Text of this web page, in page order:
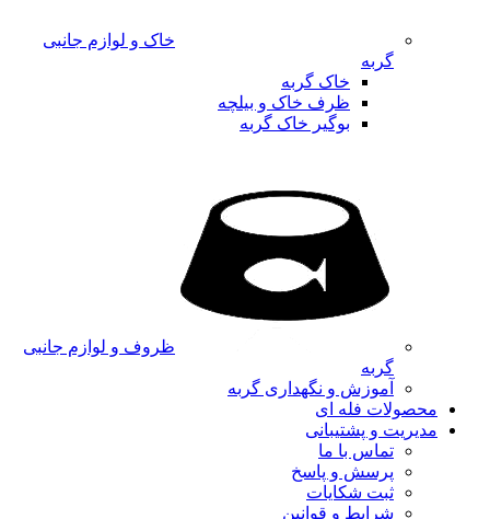
خاک و لوازم جانبی
گربه
خاک گربه
ظرف خاک و بیلچه
بوگیر خاک گربه
ظروف و لوازم جانبی
گربه
آموزش و نگهداری گربه
محصولات فله ای
مدیریت و پشتیبانی
تماس با ما
پرسش و پاسخ
ثبت شکایات
شرایط و قوانین